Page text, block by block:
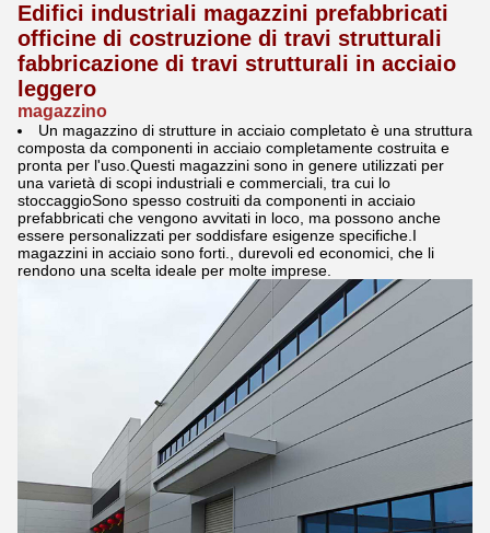
Edifici industriali magazzini prefabbricati
officine di costruzione di travi strutturali
fabbricazione di travi strutturali in acciaio
leggero
magazzino
Un magazzino di strutture in acciaio completato è una struttura
composta da componenti in acciaio completamente costruita e
pronta per l'uso.Questi magazzini sono in genere utilizzati per
una varietà di scopi industriali e commerciali, tra cui lo
stoccaggioSono spesso costruiti da componenti in acciaio
prefabbricati che vengono avvitati in loco, ma possono anche
essere personalizzati per soddisfare esigenze specifiche.I
magazzini in acciaio sono forti., durevoli ed economici, che li
rendono una scelta ideale per molte imprese.